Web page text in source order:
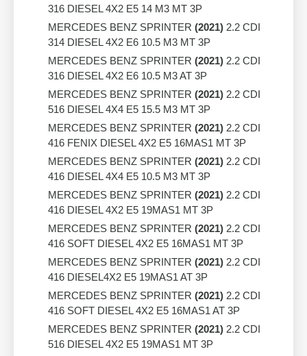
316 DIESEL 4X2 E5 14 M3 MT 3P
MERCEDES BENZ SPRINTER (2021) 2.2 CDI
314 DIESEL 4X2 E6 10.5 M3 MT 3P
MERCEDES BENZ SPRINTER (2021) 2.2 CDI
316 DIESEL 4X2 E6 10.5 M3 AT 3P
MERCEDES BENZ SPRINTER (2021) 2.2 CDI
516 DIESEL 4X4 E5 15.5 M3 MT 3P
MERCEDES BENZ SPRINTER (2021) 2.2 CDI
416 FENIX DIESEL 4X2 E5 16MAS1 MT 3P
MERCEDES BENZ SPRINTER (2021) 2.2 CDI
416 DIESEL 4X4 E5 10.5 M3 MT 3P
MERCEDES BENZ SPRINTER (2021) 2.2 CDI
416 DIESEL 4X2 E5 19MAS1 MT 3P
MERCEDES BENZ SPRINTER (2021) 2.2 CDI
416 SOFT DIESEL 4X2 E5 16MAS1 MT 3P
MERCEDES BENZ SPRINTER (2021) 2.2 CDI
416 DIESEL4X2 E5 19MAS1 AT 3P
MERCEDES BENZ SPRINTER (2021) 2.2 CDI
416 SOFT DIESEL 4X2 E5 16MAS1 AT 3P
MERCEDES BENZ SPRINTER (2021) 2.2 CDI
516 DIESEL 4X2 E5 19MAS1 MT 3P